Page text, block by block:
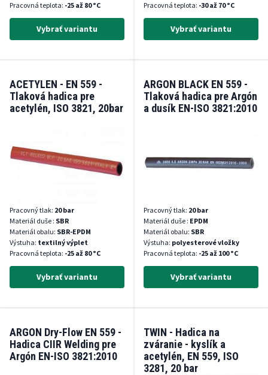
Pracovná teplota: -25 až 80 °C
Vybrať variantu
Pracovná teplota: -30 až 70 °C
Vybrať variantu
ACETYLEN - EN 559 -
Tlaková hadica pre
acetylén, ISO 3821, 20bar
Pracovný tlak: 20 bar
Materiál duše : SBR
Materiál obalu: SBR-EPDM
Výstuha: textilný výplet
Pracovná teplota: -25 až 80 °C
Vybrať variantu
ARGON BLACK EN 559 -
Tlaková hadica pre Argón
a dusík EN-ISO 3821:2010
Pracovný tlak: 20 bar
Materiál duše : EPDM
Materiál obalu: SBR
Výstuha: polyesterové vložky
Pracovná teplota: -25 až 100 °C
Vybrať variantu
ARGON Dry-Flow EN 559 -
Hadica CIIR Welding pre
Argón EN-ISO 3821:2010
TWIN - Hadica na
zváranie - kyslík a
acetylén, EN 559, ISO
3281, 20 bar